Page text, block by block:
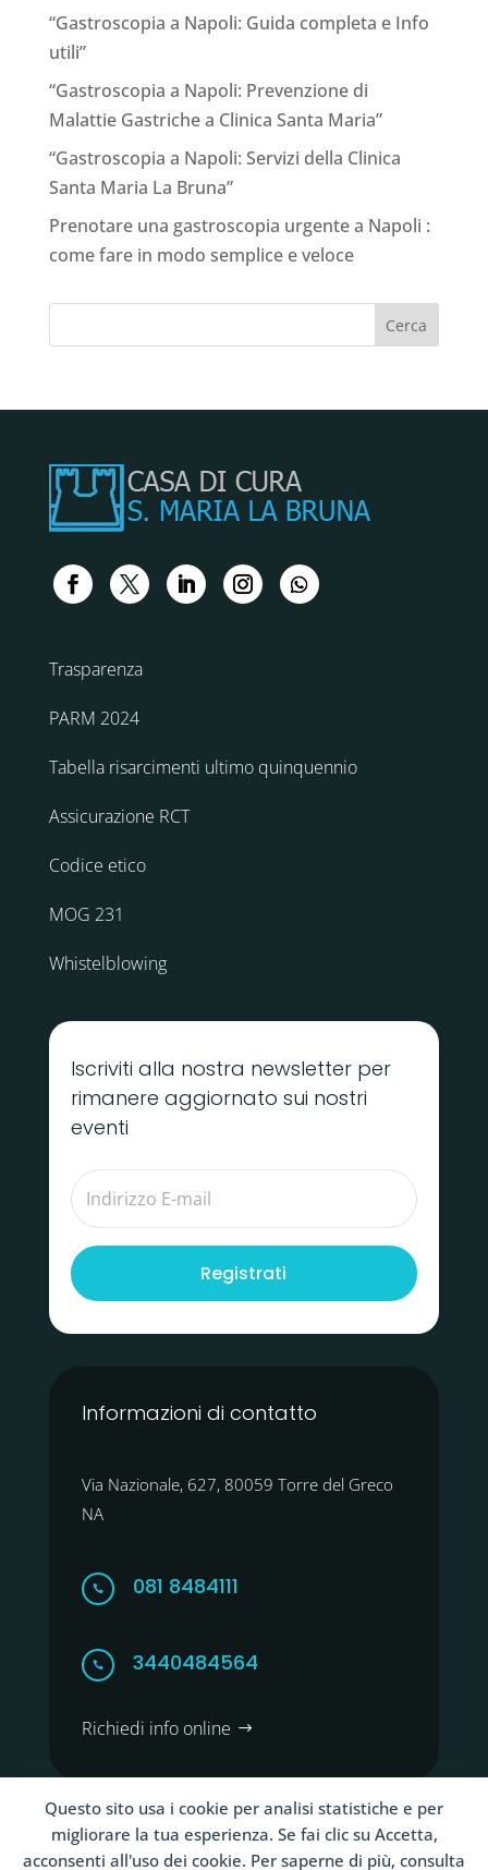
Questo sito usa i cookie per analisi statistiche e per
migliorare la tua esperienza. Se fai clic su Accetta,
acconsenti all'uso dei cookie. Per saperne di più, consulta
“Gastroscopia a Napoli: Guida completa e Info
utili”
“Gastroscopia a Napoli: Prevenzione di
Malattie Gastriche a Clinica Santa Maria”
“Gastroscopia a Napoli: Servizi della Clinica
Santa Maria La Bruna”
Prenotare una gastroscopia urgente a Napoli :
come fare in modo semplice e veloce
Trasparenza
PARM 2024
Tabella risarcimenti ultimo quinquennio
Assicurazione RCT
Codice etico
MOG 231
Whistelblowing
Iscriviti alla nostra newsletter per
rimanere aggiornato sui nostri
eventi
Registrati
Informazioni di contatto
Via Nazionale, 627, 80059 Torre del Greco
NA
 081 8484111
 3440484564
Richiedi info online